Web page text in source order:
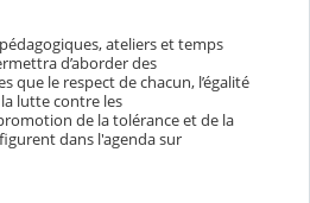
ateliers et temps
d’aborder des
que le respect de chacun, l’égalité
lutte contre les
de la tolérance et de la
dans l'agenda sur